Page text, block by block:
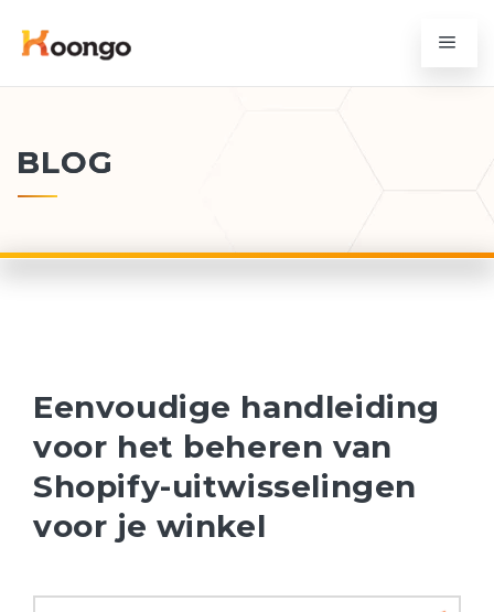
BLOG
Eenvoudige handleiding
voor het beheren van
Shopify-uitwisselingen
voor je winkel